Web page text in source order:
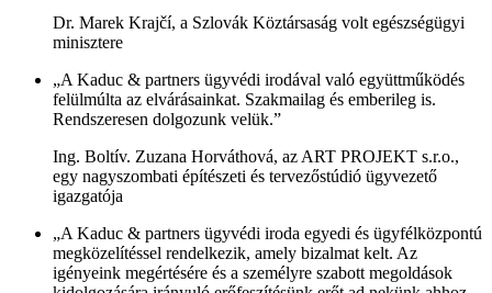
Dr. Marek Krajčí, a Szlovák Köztársaság volt egészségügyi
minisztere
„A Kaduc & partners ügyvédi irodával való együttműködés
felülmúlta az elvárásainkat. Szakmailag és emberileg is.
Rendszeresen dolgozunk velük.”
Ing. Boltív. Zuzana Horváthová, az ART PROJEKT s.r.o.,
egy nagyszombati építészeti és tervezőstúdió ügyvezető
igazgatója
„A Kaduc & partners ügyvédi iroda egyedi és ügyfélközpontú
megközelítéssel rendelkezik, amely bizalmat kelt. Az
igényeink megértésére és a személyre szabott megoldások